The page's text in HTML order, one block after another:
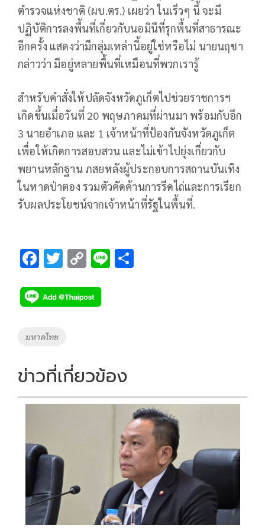
ตำรวจแห่งชาติ (ผบ.ตร.) เผยว่า ในเร็วๆ นี้ จะมี
ปฏิบัติการลงพื้นที่เกี่ยวกับนอมินีที่รุกพื้นที่สาธารณะ
อีกครั้ง แสดงว่ามีกลุ่มเหล่านี้อยู่ใช่หรือไม่ นายนฤชา
กล่าวว่า มีอยู่หลายพื้นที่เหมือนที่พวกเรารู้
สำหรับคำสั่งให้ปลัดจังหวัดภูเก็ตไปช่วยราชการฯ
เกิดขึ้นเมื่อวันที่ 20 พฤษภาคมที่ผ่านมา พร้อมกับอีก
3 นายอำเภอ และ 1 เจ้าหน้าที่ป้องกันจังหวัดภูเก็ต
เพื่อให้เกิดการสอบสวน และไม่เข้าไปยุ่งเกี่ยวกับ
พยานหลักฐาน ภสยหลังผู้ประกอบการสถานบันเทิง
ในหาดป่าตอง รวมตัวคัดค้านการรีดไถ่และการเรียก
รับผลประโยชน์จากเจ้าหน้าที่รัฐในพื้นที่.
F
e
b
o
k
T
tt
er
C
p
y
k
Li
Tags
มหาดไทย
ข่าวที่เกี่ยวข้อง